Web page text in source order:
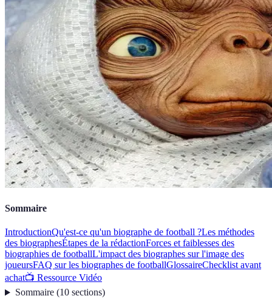
Sommaire
IntroductionQu'est-ce qu'un biographe de football ?Les méthodes
des biographesÉtapes de la rédactionForces et faiblesses des
biographies de footballL'impact des biographes sur l'image des
joueursFAQ sur les biographes de footballGlossaireChecklist avant
achat📺 Ressource Vidéo
Sommaire(10 sections)